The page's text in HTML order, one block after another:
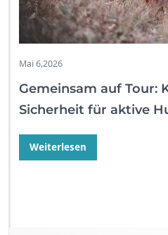
Mai 6,2026
Gemeinsam auf Tour:
Sicherheit für aktive
Weiterlesen